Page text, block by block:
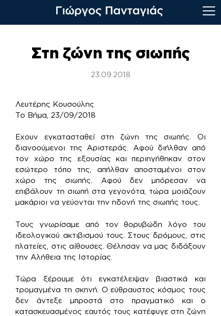
Στη ζώνη της σιωπής
23.09.2018
Λευτέρης Κουσούλης
Το Βήμα, 23/09/2018
Εχουν εγκατασταθεί στη ζώνη της σιωπής. Οι
διανοούμενοι της Αριστεράς. Αφού διήλθαν από
τον χώρο της εξουσίας και περιηγήθηκαν στον
εσώτερο τόπο της, απήλθαν αποσταμένοι στον
χώρο της σιωπής. Αφού δεν μπόρεσαν να
επιβάλουν τη σιωπή στα γεγονότα, τώρα μοιάζουν
μακάριοι να γεύονται την ηδονή της σιωπής τους.
Τους γνωρίσαμε από τον θορυβώδη λόγο του
ιδεολογικού ακτιβισμού τους. Στους δρόμους, στις
πλατείες, στις αίθουσες. Θέλησαν να μας διδάξουν
την Αλήθεια της Ιστορίας.
Τώρα ξέρουμε ότι εγκατέλειψαν βιαστικά και
τρομαγμένα τη σκηνή. Ο εύθραυστος κόσμος τους
δεν άντεξε μπροστά στο πραγματικό και ο
κατασκευασμένος εαυτός τους κατέφυγε στη ζώνη